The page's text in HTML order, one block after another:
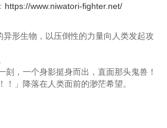
https://www.niwatori-fighter.net/
异形生物，以压倒性的力量向人类发起攻
刻，一个身影挺身而出，直面那头鬼兽！
！」降落在人类面前的渺茫希望。